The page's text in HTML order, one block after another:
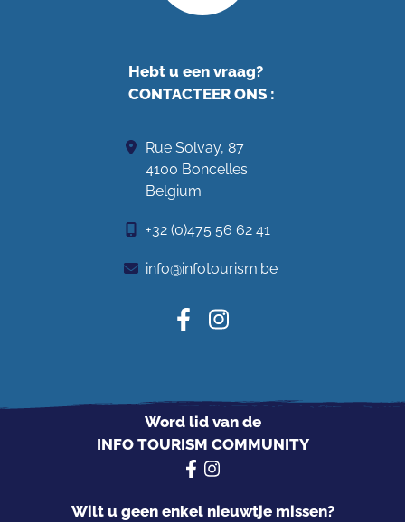
Hebt u een vraag?
CONTACTEER ONS:
Rue Solvay, 87
4100 Boncelles
Belgium
+32 (0)475 56 62 41
info@infotourism.be
Word lid van de
INFO TOURISM COMMUNITY
Wilt u geen enkel nieuwtje missen?